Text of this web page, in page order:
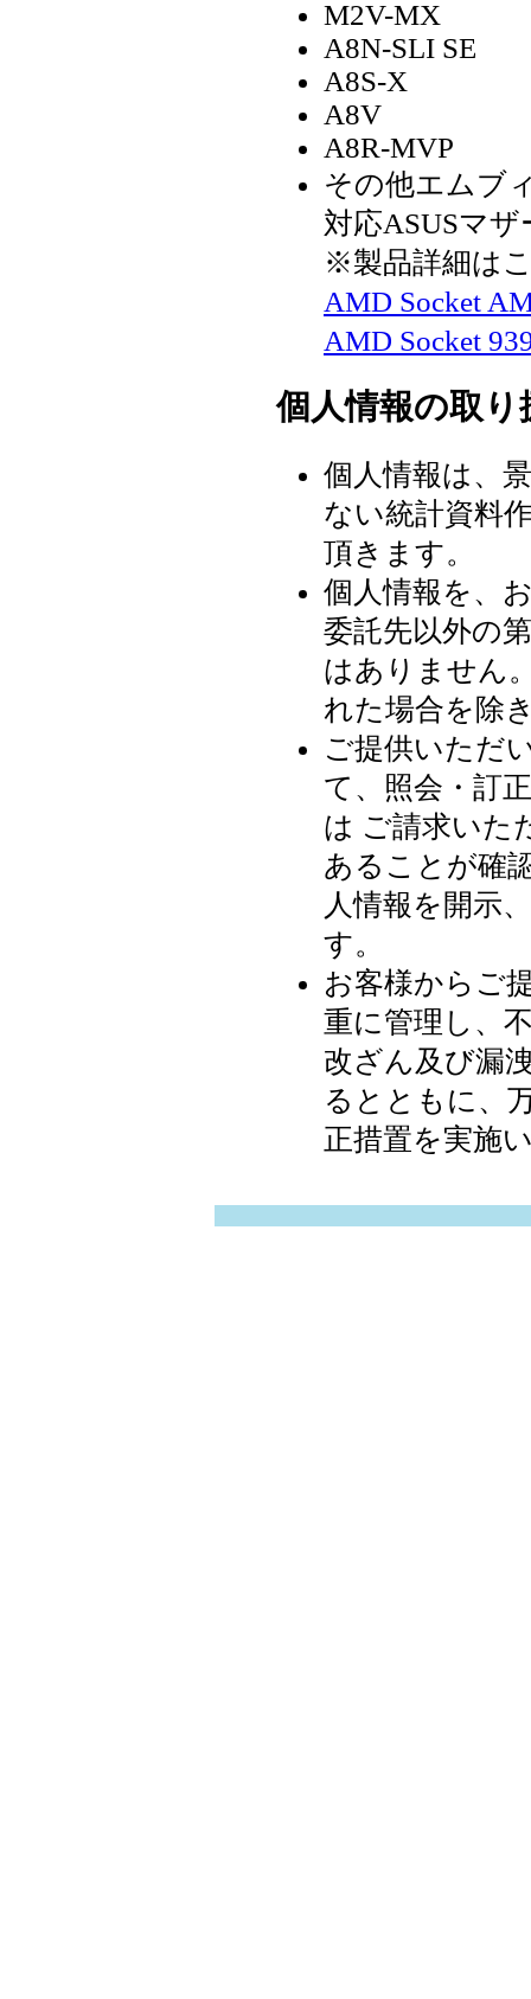
M2V-MX
A8N-SLI SE
A8S-X
A8V
A8R-MVP
その他エムブ
対応ASUSマ
※製品詳細は
AMD Socket
AMD Socket
個人情報の取
個人情報は、
ない統計資料
頂きます。
個人情報を、
委託先以外の
はありません
れた場合を除
ご提供いただ
て、照会・訂
は ご請求いた
あることが確
人情報を開示
す。
お客様からご
重に管理し、
改ざん及び漏
るとともに、
正措置を実施